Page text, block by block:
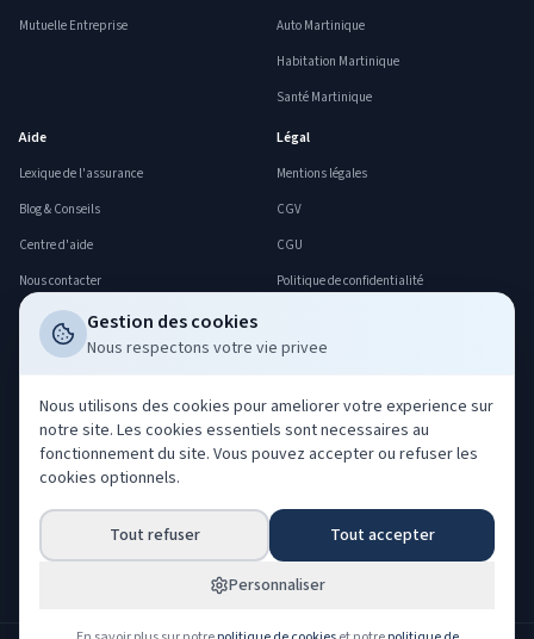
Mutuelle Entreprise
Auto Martinique
Habitation Martinique
Santé Martinique
Aide
Lexique de l'assurance
Blog & Conseils
Centre d'aide
Nous contacter
Déclarer un sinistre
Légal
Mentions légales
CGV
CGU
Politique de confidentialité
Gerer mes cookies
Acheter nos leads
Co-courtage ORIAS
Espace partenaire
Gestion des cookies
Nous respectons votre vie privee
Nous utilisons des cookies pour ameliorer votre experience sur
notre site. Les cookies essentiels sont necessaires au
fonctionnement du site. Vous pouvez accepter ou refuser les
cookies optionnels.
Tout refuser Tout accepter
Personnaliser